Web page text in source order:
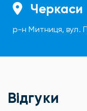
Черкаси
р-н Митниця, вул.
Відгуки